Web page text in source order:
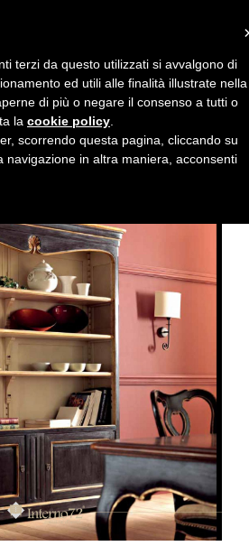
Toggle
terzi da questo utilizzati si avvalgono di
ed utili alle finalità illustrate nella
di più o negare il consenso a tutti o
la cookie policy
scorrendo questa pagina, cliccando su
navigazione in altra maniera, acconsenti